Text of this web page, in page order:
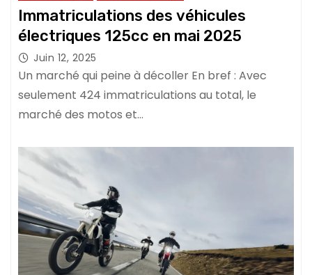
Immatriculations des véhicules
électriques 125cc en mai 2025
Juin 12, 2025
Un marché qui peine à décoller En bref : Avec
seulement 424 immatriculations au total, le
marché des motos et…